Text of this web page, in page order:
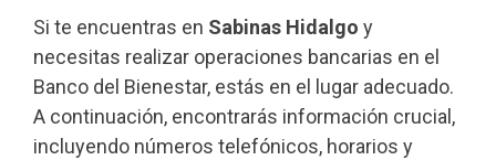
Si te encuentras en Sabinas Hidalgo y
necesitas realizar operaciones bancarias en el
Banco del Bienestar, estás en el lugar adecuado.
A continuación, encontrarás información crucial,
incluyendo números telefónicos, horarios y